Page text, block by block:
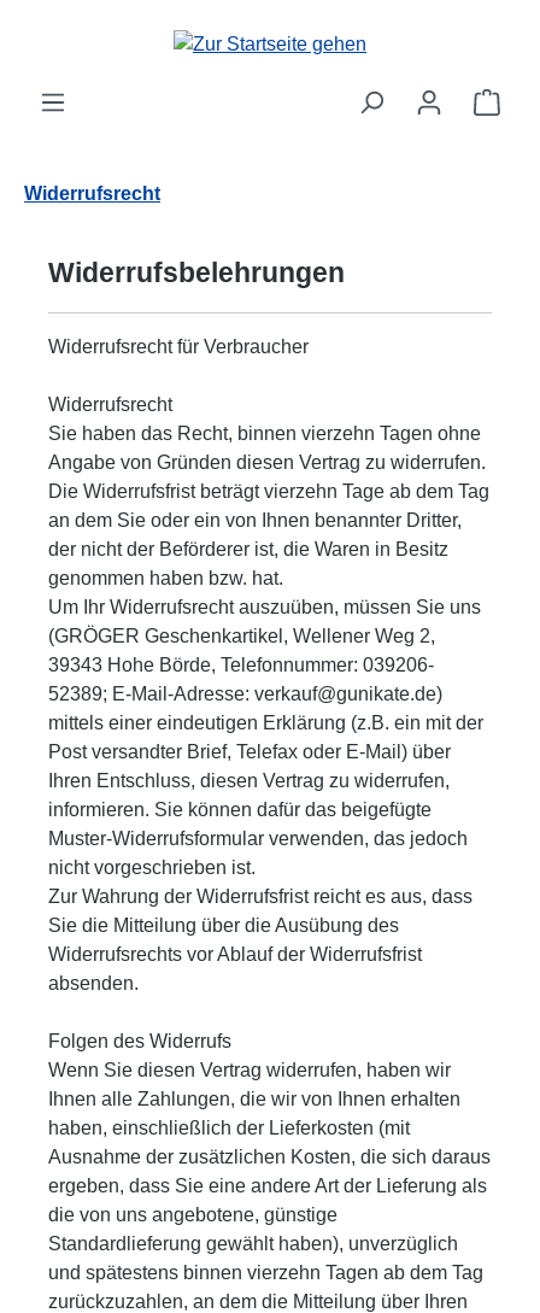
Zum Hauptinhalt springen
Widerrufsrecht
Widerrufsbelehrungen
Widerrufsrecht für Verbraucher
Widerrufsrecht
Sie haben das Recht, binnen vierzehn Tagen ohne
Angabe von Gründen diesen Vertrag zu widerrufen.
Die Widerrufsfrist beträgt vierzehn Tage ab dem Tag
an dem Sie oder ein von Ihnen benannter Dritter,
der nicht der Beförderer ist, die Waren in Besitz
genommen haben bzw. hat.
Um Ihr Widerrufsrecht auszuüben, müssen Sie uns
(GRÖGER Geschenkartikel, Wellener Weg 2,
39343 Hohe Börde, Telefonnummer: 039206-
52389; E-Mail-Adresse: verkauf@gunikate.de)
mittels einer eindeutigen Erklärung (z.B. ein mit der
Post versandter Brief, Telefax oder E-Mail) über
Ihren Entschluss, diesen Vertrag zu widerrufen,
informieren. Sie können dafür das beigefügte
Muster-Widerrufsformular verwenden, das jedoch
nicht vorgeschrieben ist.
Zur Wahrung der Widerrufsfrist reicht es aus, dass
Sie die Mitteilung über die Ausübung des
Widerrufsrechts vor Ablauf der Widerrufsfrist
absenden.
Folgen des Widerrufs
Wenn Sie diesen Vertrag widerrufen, haben wir
Ihnen alle Zahlungen, die wir von Ihnen erhalten
haben, einschließlich der Lieferkosten (mit
Ausnahme der zusätzlichen Kosten, die sich daraus
ergeben, dass Sie eine andere Art der Lieferung als
die von uns angebotene, günstige
Standardlieferung gewählt haben), unverzüglich
und spätestens binnen vierzehn Tagen ab dem Tag
zurückzuzahlen, an dem die Mitteilung über Ihren